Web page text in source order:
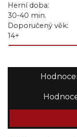
Herní doba:
30-40 min.
Doporučený věk:
14+